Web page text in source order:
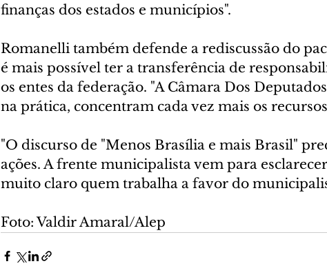
finanças dos estados e municípios".
Romanelli também defende a rediscussão do
é mais possível ter a transferência de
os entes da federação. "A Câmara Dos
na prática, concentram cada vez mais os
"O discurso de "Menos Brasília e mais Brasil"
ações. A frente municipalista vem para
muito claro quem trabalha a favor do
Foto: Valdir Amaral/Alep